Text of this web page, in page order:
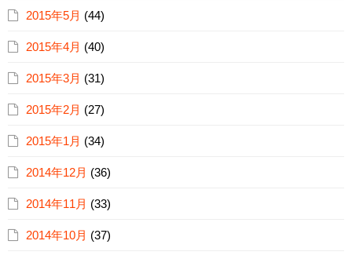
2015年5月 (44)
2015年4月 (40)
2015年3月 (31)
2015年2月 (27)
2015年1月 (34)
2014年12月 (36)
2014年11月 (33)
2014年10月 (37)